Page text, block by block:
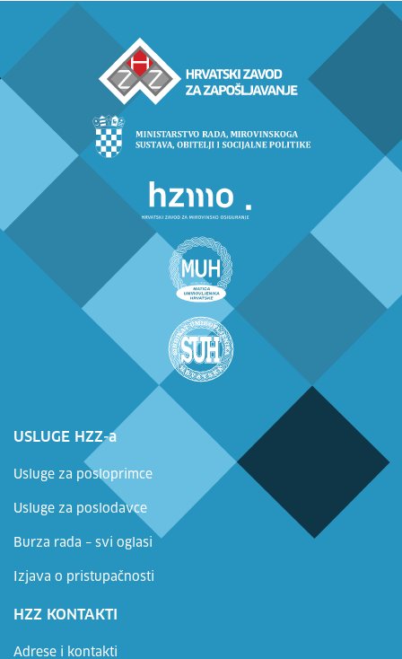
USLUGE HZZ-a
Usluge za posloprimce
Usluge za poslodavce
Burza rada – svi oglasi
Izjava o pristupačnosti
HZZ KONTAKTI
Adrese i kontakti